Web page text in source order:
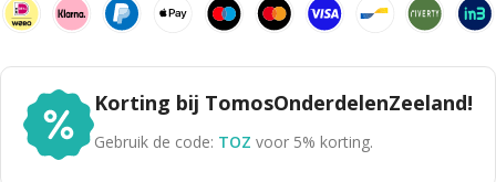
Korting bij TomosOnderdelenZeeland!
Gebruik de code: TOZ voor 5% korting.